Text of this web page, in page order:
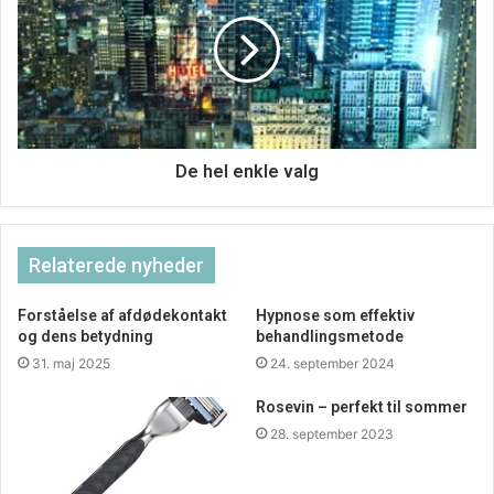
De hel enkle valg
Relaterede nyheder
Forståelse af afdødekontakt
og dens betydning
31. maj 2025
Hypnose som effektiv
behandlingsmetode
24. september 2024
Rosevin – perfekt til sommer
28. september 2023